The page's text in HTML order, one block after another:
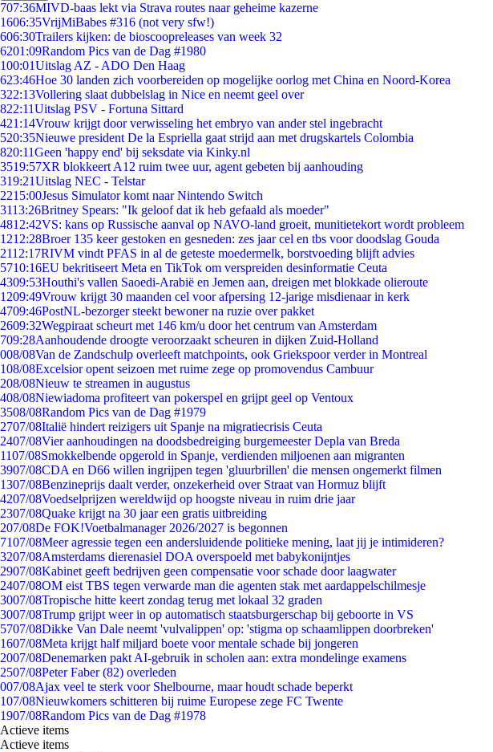
707:36MIVD-baas lekt via Strava routes naar geheime kazerne
1606:35VrijMiBabes #316 (not very sfw!)
606:30Trailers kijken: de bioscoopreleases van week 32
6201:09Random Pics van de Dag #1980
100:01Uitslag AZ - ADO Den Haag
623:46Hoe 30 landen zich voorbereiden op mogelijke oorlog met China en Noord-Korea
322:13Vollering slaat dubbelslag in Nice en neemt geel over
822:11Uitslag PSV - Fortuna Sittard
421:14Vrouw krijgt door verwisseling het embryo van ander stel ingebracht
520:35Nieuwe president De la Espriella gaat strijd aan met drugskartels Colombia
820:11Geen 'happy end' bij seksdate via Kinky.nl
3519:57XR blokkeert A12 ruim twee uur, agent gebeten bij aanhouding
319:21Uitslag NEC - Telstar
2215:00Jesus Simulator komt naar Nintendo Switch
3113:26Britney Spears: "Ik geloof dat ik heb gefaald als moeder"
4812:42VS: kans op Russische aanval op NAVO-land groeit, munitietekort wordt probleem
1212:28Broer 135 keer gestoken en gesneden: zes jaar cel en tbs voor doodslag Gouda
2112:17RIVM vindt PFAS in al de geteste moedermelk, borstvoeding blijft advies
5710:16EU bekritiseert Meta en TikTok om verspreiden desinformatie Ceuta
4309:53Houthi's vallen Saoedi-Arabië en Jemen aan, dreigen met blokkade olieroute
1209:49Vrouw krijgt 30 maanden cel voor afpersing 12-jarige misdienaar in kerk
4709:46PostNL-bezorger steekt bewoner na ruzie over pakket
2609:32Wegpiraat scheurt met 146 km/u door het centrum van Amsterdam
709:28Aanhoudende droogte veroorzaakt scheuren in dijken Zuid-Holland
008/08Van de Zandschulp overleeft matchpoints, ook Griekspoor verder in Montreal
108/08Excelsior opent seizoen met ruime zege op promovendus Cambuur
208/08Nieuw te streamen in augustus
408/08Niewiadoma profiteert van pokerspel en grijpt geel op Ventoux
3508/08Random Pics van de Dag #1979
2707/08Italië hindert reizigers uit Spanje na migratiecrisis Ceuta
2407/08Vier aanhoudingen na doodsbedreiging burgemeester Depla van Breda
1107/08Smokkelbende opgerold in Spanje, verdienden miljoenen aan migranten
3907/08CDA en D66 willen ingrijpen tegen 'gluurbrillen' die mensen ongemerkt filmen
1307/08Benzineprijs daalt verder, onzekerheid over Straat van Hormuz blijft
4207/08Voedselprijzen wereldwijd op hoogste niveau in ruim drie jaar
2307/08Quake krijgt na 30 jaar een gratis uitbreiding
207/08De FOK!Voetbalmanager 2026/2027 is begonnen
7107/08Meer agressie tegen een andersluidende politieke mening, laat jij je intimideren?
3207/08Amsterdams dierenasiel DOA overspoeld met babykonijntjes
2907/08Kabinet geeft bedrijven geen compensatie voor schade door laagwater
2407/08OM eist TBS tegen verwarde man die agenten stak met aardappelschilmesje
3007/08Tropische hitte keert zondag terug met lokaal 32 graden
3007/08Trump grijpt weer in op automatisch staatsburgerschap bij geboorte in VS
5707/08Dikke Van Dale neemt 'vulvalippen' op: 'stigma op schaamlippen doorbreken'
1607/08Meta krijgt half miljard boete voor mentale schade bij jongeren
2007/08Denemarken pakt AI-gebruik in scholen aan: extra mondelinge examens
2507/08Peter Faber (82) overleden
007/08Ajax veel te sterk voor Shelbourne, maar houdt schade beperkt
107/08Nieuwkomers schitteren bij ruime Europese zege FC Twente
1907/08Random Pics van de Dag #1978
Actieve items
Actieve items